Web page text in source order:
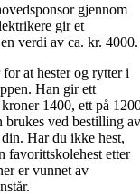
gjennom
gir et
verdi av ca. kr. 4000.
for at hester og rytter i
Han gir ett
1400, ett på
brukes ved bestilling av
Har du ikke hest,
favorittskolehest etter
er vunnet av